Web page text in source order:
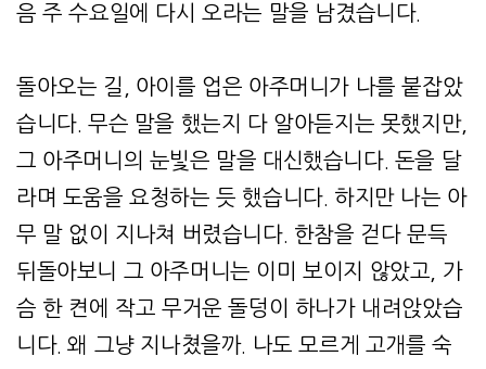
음 주 수요일에 다시 오라는 말을 남겼습니다.
돌아오는 길, 아이를 업은 아주머니가 나를 붙잡았
습니다. 무슨 말을 했는지 다 알아듣지는 못했지만,
그 아주머니의 눈빛은 말을 대신했습니다. 돈을 달
라며 도움을 요청하는 듯 했습니다. 하지만 나는 아
무 말 없이 지나쳐 버렸습니다. 한참을 걷다 문득
뒤돌아보니 그 아주머니는 이미 보이지 않았고, 가
슴 한 켠에 작고 무거운 돌덩이 하나가 내려앉았습
니다. 왜 그냥 지나쳤을까. 나도 모르게 고개를 숙